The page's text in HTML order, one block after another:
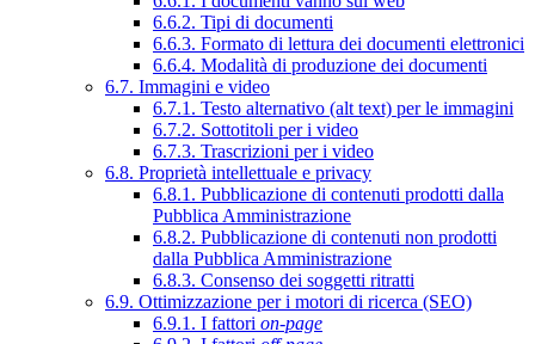
6.6.2. Tipi di documenti
6.6.3. Formato di lettura dei documenti elettronici
6.6.4. Modalità di produzione dei documenti
6.7. Immagini e video
6.7.1. Testo alternativo (alt text) per le immagini
6.7.2. Sottotitoli per i video
6.7.3. Trascrizioni per i video
6.8. Proprietà intellettuale e privacy
6.8.1. Pubblicazione di contenuti prodotti dalla
Pubblica Amministrazione
6.8.2. Pubblicazione di contenuti non prodotti
dalla Pubblica Amministrazione
6.8.3. Consenso dei soggetti ritratti
6.9. Ottimizzazione per i motori di ricerca (SEO)
6.9.1. I fattori on-page